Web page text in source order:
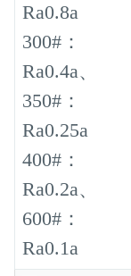
Ra0.8a
300#：
Ra0.4a、
350#：
Ra0.25a
400#：
Ra0.2a、
600#：
Ra0.1a